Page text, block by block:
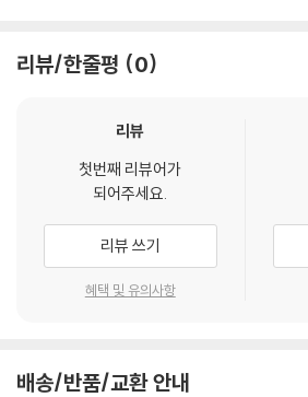
리뷰/한줄평 0
리뷰
첫번째 리뷰어가
되어주세요.
리뷰 쓰기
혜택 및 유의사항
배송/반품/교환 안내